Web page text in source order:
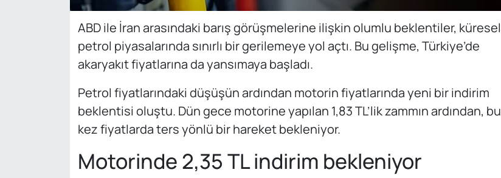
ABD ile İran arasındaki barış görüşmelerine ilişkin olumlu beklentiler, küresel
petrol piyasalarında sınırlı bir gerilemeye yol açtı. Bu gelişme, Türkiye’de
akaryakıt fiyatlarına da yansımaya başladı.
Petrol fiyatlarındaki düşüşün ardından motorin fiyatlarında yeni bir indirim
beklentisi oluştu. Dün gece motorine yapılan 1,83 TL’lik zammın ardından, bu
kez fiyatlarda ters yönlü bir hareket bekleniyor.
Motorinde 2,35 TL indirim bekleniyor